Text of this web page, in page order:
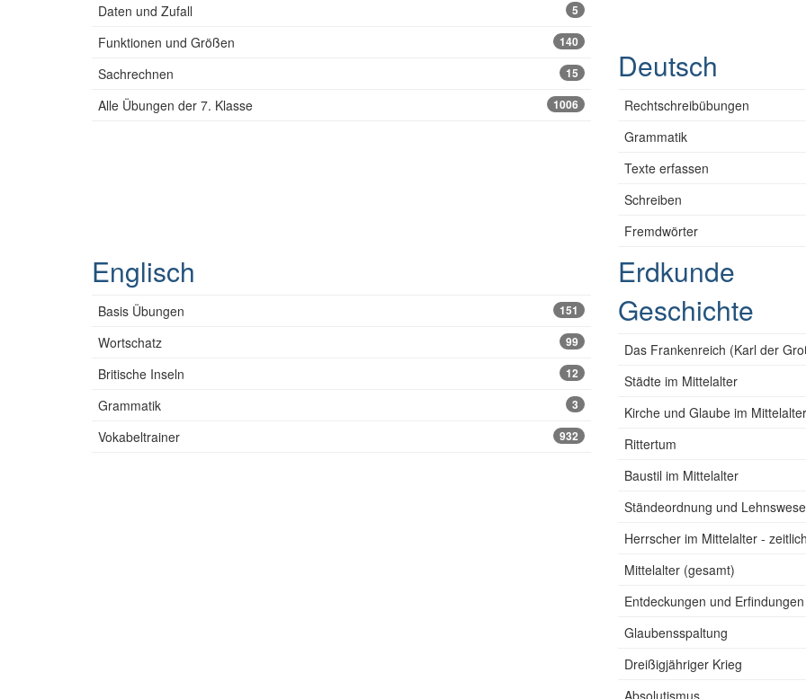
Daten und Zufall 5
Funktionen und Größen 140
Sachrechnen 15
Alle Übungen der 7. Klasse 1006
Deutsch
Rechtschreibübungen
Grammatik
Texte erfassen
Schreiben
Fremdwörter
Englisch
Basis Übungen 151
Wortschatz 99
Britische Inseln 12
Grammatik 3
Vokabeltrainer 932
Erdkunde
Geschichte
Das Frankenreich (Karl der
Städte im Mittelalter
Kirche und Glaube im Mittelalter
Rittertum
Baustil im Mittelalter
Ständeordnung und
Herrscher im Mittelalter -
Mittelalter (gesamt)
Entdeckungen und Erfindungen
Glaubensspaltung
Dreißigjähriger Krieg
Absolutismus